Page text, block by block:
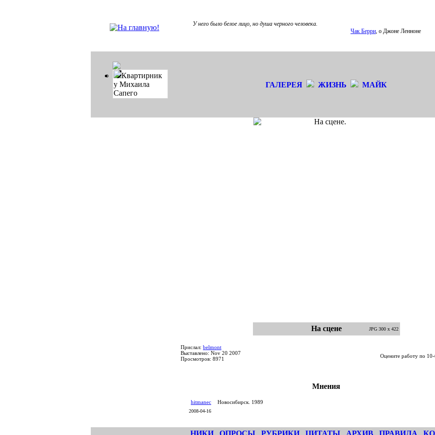
У него было белое лицо, но душа черного человека.
Чак Берри, о Джоне Ленноне
Квартирник
у Михаила
Сапего
ГАЛЕРЕЯ ЖИЗНЬ МАЙК
На сцене JPG 300 x 422
Прислал: belmont
Выставлено: Nov 20 2007
Просмотров: 8971
Оцените работу по 10-
Мнения
hitmanec
2008-04-16
Новосибирск. 1989
НИКИ ОПРОСЫ РУБРИКИ ЦИТАТЫ АРХИВ ПРАВИЛА